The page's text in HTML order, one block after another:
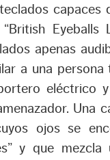
capaces
British Eyeballs
apenas
a una persona
eléctrico
Una
ojos se
y que mezcla